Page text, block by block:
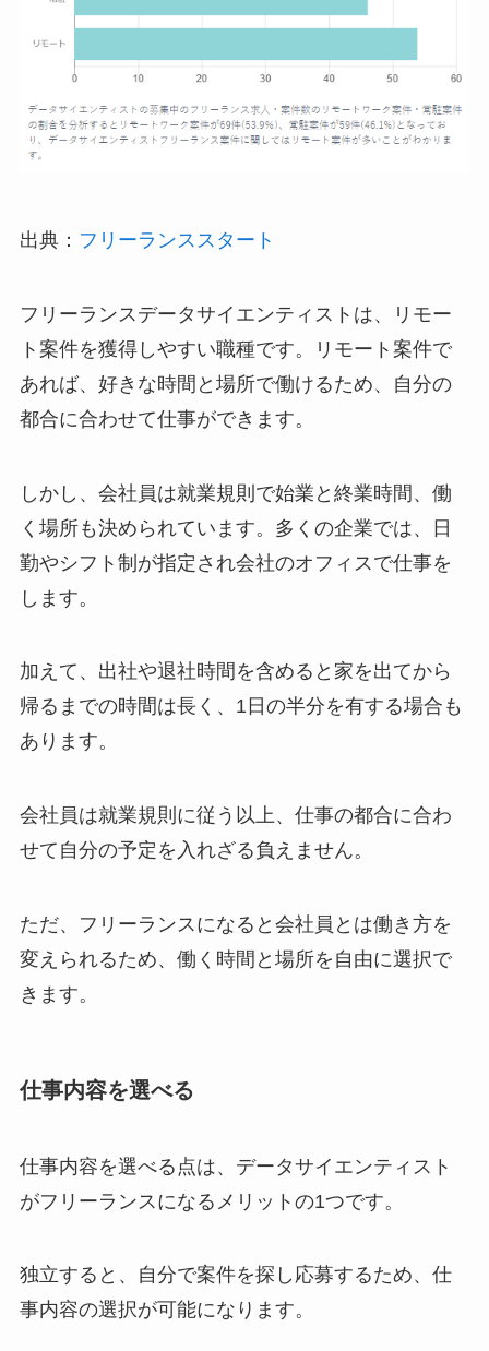
出典： フリーランススタート
フリーランスデータサイエンティストは、リモー
ト案件を獲得しやすい職種です。リモート案件で
あれば、好きな時間と場所で働けるため、自分の
都合に合わせて仕事ができます。
しかし、会社員は就業規則で始業と終業時間、働
く場所も決められています。多くの企業では、日
勤やシフト制が指定され会社のオフィスで仕事を
します。
加えて、出社や退社時間を含めると家を出てから
帰るまでの時間は長く、1日の半分を有する場合も
あります。
会社員は就業規則に従う以上、仕事の都合に合わ
せて自分の予定を入れざる負えません。
ただ、フリーランスになると会社員とは働き方を
変えられるため、働く時間と場所を自由に選択で
きます。
仕事内容を選べる
仕事内容を選べる点は、データサイエンティスト
がフリーランスになるメリットの1つです。
独立すると、自分で案件を探し応募するため、仕
事内容の選択が可能になります。